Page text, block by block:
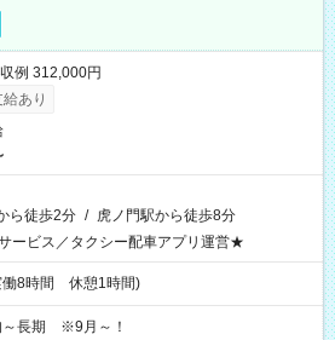
例 312,000円
あり
ら徒歩2分 / 虎ノ門駅から徒歩8分
ービス／タクシー配車アプリ運営★
働8時間 休憩1時間)
～長期 ※9月～！